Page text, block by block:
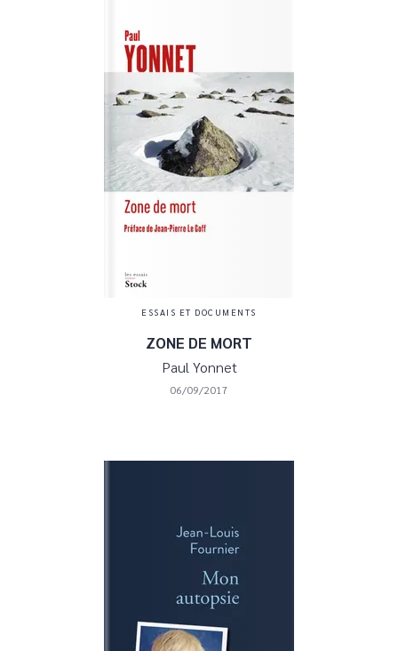
ESSAIS ET DOCUMENTS
ZONE DE MORT
Paul Yonnet
06/09/2017